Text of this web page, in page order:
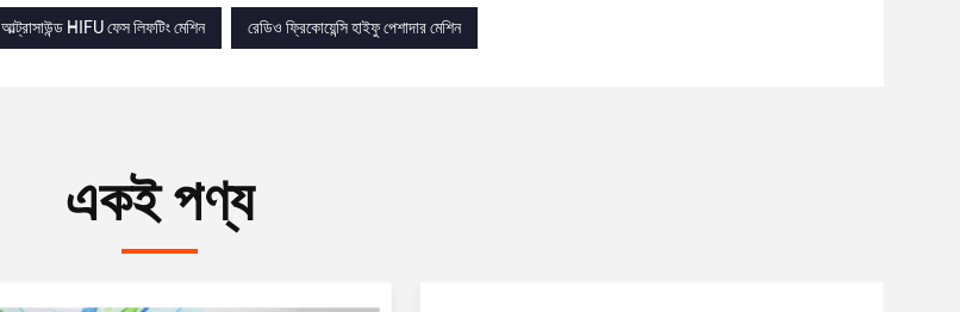
আল্ট্রাসাউন্ড HIFU ফেস লিফটিং মেশিন রেডিও ফ্রিকোয়েন্সি হাইফু পেশাদার মেশিন
একই পণ্য